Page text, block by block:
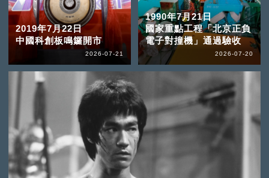
2019年7月22日
中國科創板鳴鑼開市
2026-07-21
1990年7月21日
國家重點工程「北京正負
電子對撞機」通過驗收
2026-07-20